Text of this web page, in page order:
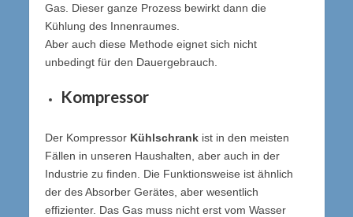
Gas. Dieser ganze Prozess bewirkt dann die
Kühlung des Innenraumes.
Aber auch diese Methode eignet sich nicht
unbedingt für den Dauergebrauch.
Kompressor
Der Kompressor Kühlschrankist in den meisten
Fällen in unseren Haushalten, aber auch in der
Industrie zu finden. Die Funktionsweise ist ähnlich
der des Absorber Gerätes, aber wesentlich
effizienter. Das Gas muss nicht erst vom Wasser